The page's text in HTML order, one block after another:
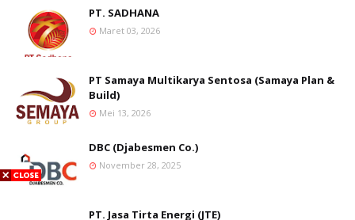
PT. SADHANA
Maret 03, 2026
PT Samaya Multikarya Sentosa (Samaya Plan &
Build)
Mei 13, 2026
DBC (Djabesmen Co.)
November 28, 2025
PT. Jasa Tirta Energi (JTE)